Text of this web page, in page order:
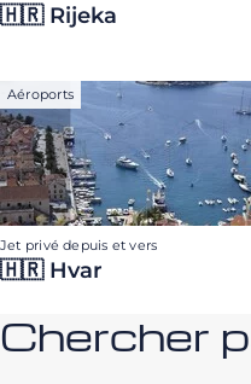
🇭🇷 Rijeka
Aéroports
Jet privé depuis et vers
🇭🇷 Hvar
Chercher